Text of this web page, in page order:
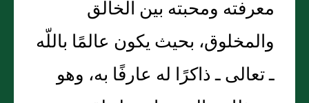
معرفته ومحبته بين الخالق
والمخلوق، بحيث يكون عالمًا باللّه
ـ تعالى ـ ذاكرًا له عارفًا به، وهو